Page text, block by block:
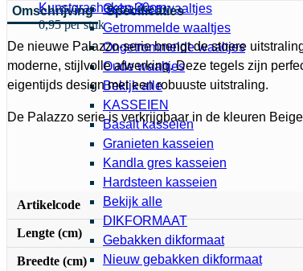
Kunstgrashaken 30cm
0,95 per stuk
Gebakken waaltjes
Getrommelde waaltjes
Ongetrommelde waaltjes
Oude waaltjes
Bekijk alle
KASSEIEN
Basalt kasseien
Granieten kasseien
Kandla gres kasseien
Hardsteen kasseien
Bekijk alle
DIKFORMAAT
Gebakken dikformaat
Nieuw gebakken dikformaat
Omschrijving Specificaties
De nieuwe Palazzo-serie brengt de stoere
moderne, stijlvolle afwerking. Deze tegels zijn
eigentijds design met een robuuste uitstraling.
De Palazzo serie is verkrijgbaar in de kleuren
Artikelcode
Lengte (cm)
Breedte (cm)